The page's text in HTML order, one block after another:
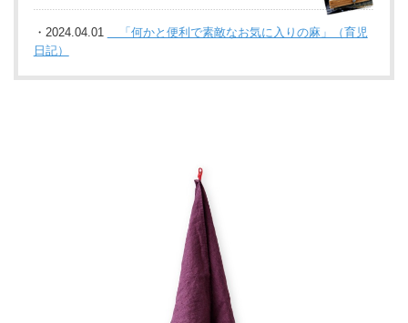
・2024.04.01
「何かと便利で素敵なお気に入りの麻」（育児
日記）